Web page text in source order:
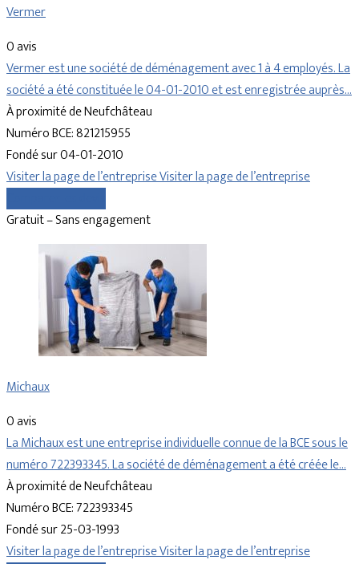
Vermer
0 avis
Vermer est une société de déménagement avec 1 à 4 employés. La
société a été constituée le 04-01-2010 et est enregistrée auprès…
À proximité de Neufchâteau
Numéro BCE: 821215955
Fondé sur 04-01-2010
Visiter la page de l’entrepriseVisiter la page de l’entreprise
Gratuit – Sans engagement
Michaux
0 avis
La Michaux est une entreprise individuelle connue de la BCE sous le
numéro 722393345. La société de déménagement a été créée le…
À proximité de Neufchâteau
Numéro BCE: 722393345
Fondé sur 25-03-1993
Visiter la page de l’entrepriseVisiter la page de l’entreprise